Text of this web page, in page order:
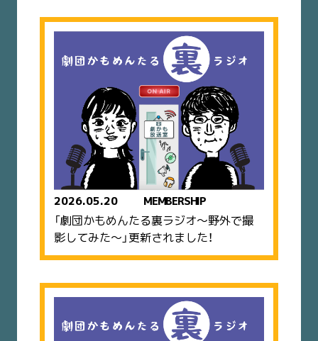
2026.05.20 MEMBERSHIP
「劇団かもめんたる裏ラジオ〜野外で撮
影してみた〜」更新されました！